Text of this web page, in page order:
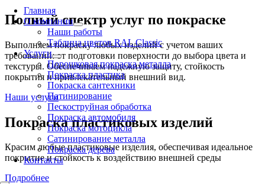
Главная
О компании
Наши работы
Таблица цветов RAL Classic
Услуги
Порошковая покраска металла
Покраска пластика
Покраска сантехники
Патинирование
Пескоструйная обработка
Покраска автомобиля
Покраска мотоцикла
Сатинирование металла
Покраска дерева
Контакты
Полный спектр услуг по покраске
Выполняем покраску любых изделий с учетом ваших
требований: от подготовки поверхности до выбора цвета и
текстуры. Обеспечиваем надежную защиту, стойкость
покрытия и привлекательный внешний вид.
Наши услуги
Покраска пластиковых изделий
Красим любые пластиковые изделия, обеспечивая идеальное
покрытие и стойкость к воздействию внешней среды
Подробнее